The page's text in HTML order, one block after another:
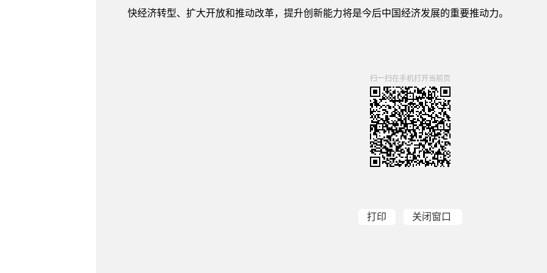
快经济转型、扩大开放和推动改革，提升创新能力将是今后中国经济发展的重要推动力。
扫一扫在手机打开当前页
打印 关闭窗口